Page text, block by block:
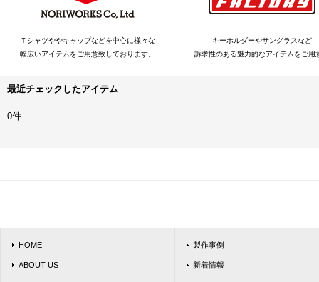
Ｔシャツややキャップなどを中心に様々な
幅広いアイテムをご用意致しております。
キーホルダーやサングラスなど
訴求性のある魅力的なアイテムをご用
最近チェックしたアイテム
0件
HOME
ABOUT US
製作事例
新着情報